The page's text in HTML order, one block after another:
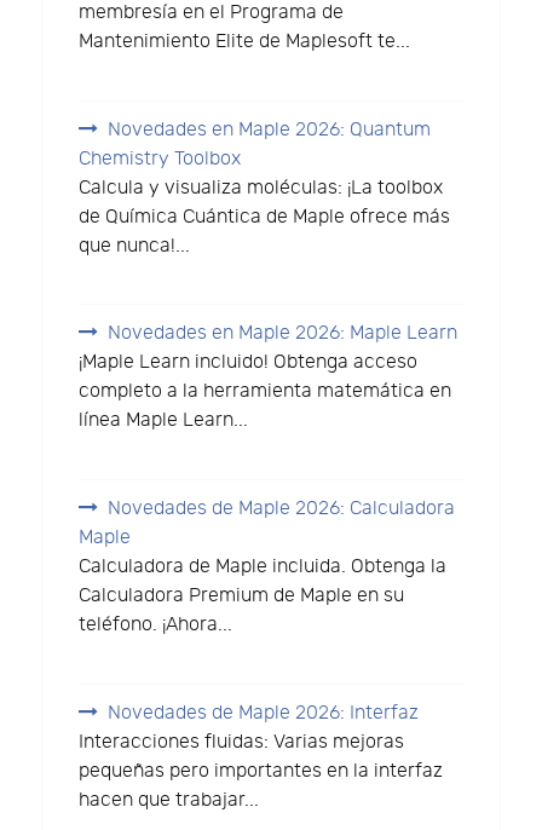
membresía en el Programa de
Mantenimiento Elite de Maplesoft te...
Novedades en Maple 2026: Quantum
Chemistry Toolbox
Calcula y visualiza moléculas: ¡La toolbox
de Química Cuántica de Maple ofrece más
que nunca!...
Novedades en Maple 2026: Maple Learn
¡Maple Learn incluido! Obtenga acceso
completo a la herramienta matemática en
línea Maple Learn...
Novedades de Maple 2026: Calculadora
Maple
Calculadora de Maple incluida. Obtenga la
Calculadora Premium de Maple en su
teléfono. ¡Ahora...
Novedades de Maple 2026: Interfaz
Interacciones fluidas: Varias mejoras
pequeñas pero importantes en la interfaz
hacen que trabajar...